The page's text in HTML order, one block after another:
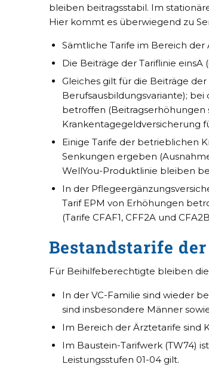
bleiben beitragsstabil. Im
Hier kommt es überwiegend zu
Sämtliche Tarife im Bereich
Die Beiträge der Tariflinie
Gleiches gilt für die Beiträge
Berufsausbildungsvariante); bei
betroffen (Beitragserhöhungen
Krankentagegeldversicherung
Einige Tarife der betrieblichen
Senkungen ergeben
WellYou-Produktlinie bleiben
In der
Tarif EPM von Erhöhungen
(Tarife CFAF1, CFF2A und
Bestandstarife der
Für Beihilfeberechtigte bleiben
In der VC-Familie sind wieder
sind insbesondere Männer
Im Bereich der Ärztetarife sind
Im Baustein-Tarifwerk (TW74)
Leistungsstufen 01-04 gilt.